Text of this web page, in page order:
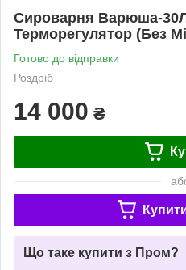
Сироварня Варюша-
Терморегулятор (Без
Готово до відправки
Роздріб
14 000 ₴
Що таке купити з Пром?